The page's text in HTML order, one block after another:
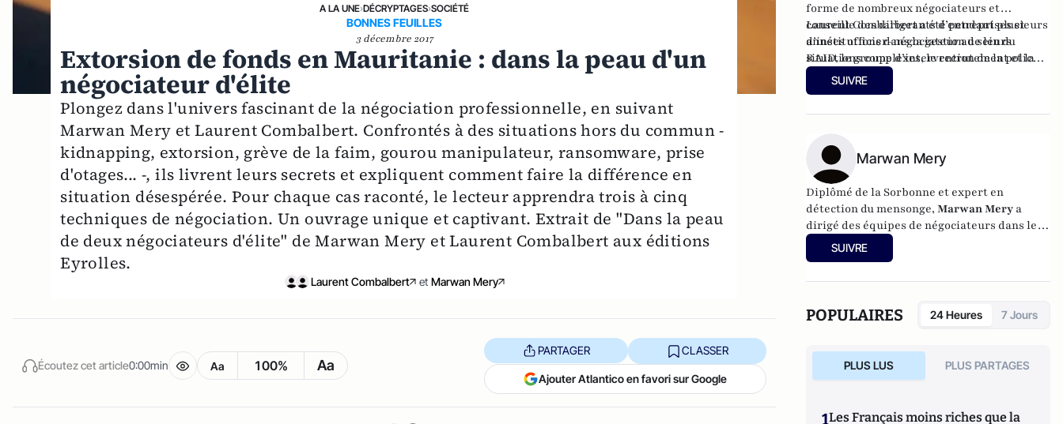
A LA UNE›DÉCRYPTAGES›SOCIÉTÉ
BONNES FEUILLES
3 décembre 2017
Extorsion de fonds en Mauritanie : dans la peau d'un
négociateur d'élite
Plongez dans l'univers fascinant de la négociation professionnelle, en suivant
Marwan Mery et Laurent Combalbert. Confrontés à des situations hors du commun -
kidnapping, extorsion, grève de la faim, gourou manipulateur, ransomware, prise
d'otages... -, ils livrent leurs secrets et expliquent comment faire la différence en
situation désespérée. Pour chaque cas raconté, le lecteur apprendra trois à cinq
techniques de négociation. Un ouvrage unique et captivant. Extrait de "Dans la peau
de deux négociateurs d'élite" de Marwan Mery et Laurent Combalbert aux éditions
Eyrolles.
Laurent Combalbert et Marwan Mery
Écoutez cet article0:00min Aa 100% Aa
PARTAGER CLASSER
Ajouter Atlantico en favori sur Google
forme de nombreux négociateurs et
conseille des dirigeants d’entreprises et
d’institutions dans la gestion de leurs
situations complexes, le recrutement et la
formation de leurs équipes et dans la mise
en œuvre de leurs politiques de sûreté et de
Laurent Combalbert a été pendant plusieurs
années officier-négociateur au sein du
RAID, le groupe d’intervention de la police
française.
SUIVRE
Marwan Mery
Diplômé de la Sorbonne et expert en
détection du mensonge,Marwan Mery a
dirigé des équipes de négociateurs dans le
monde des affaires et des relations sociales
avant de consacrer sa carrière à la gestion et
SUIVRE
POPULAIRES 24 Heures 7 Jours
PLUS LUS PLUS PARTAGES
1Les Français moins riches que la